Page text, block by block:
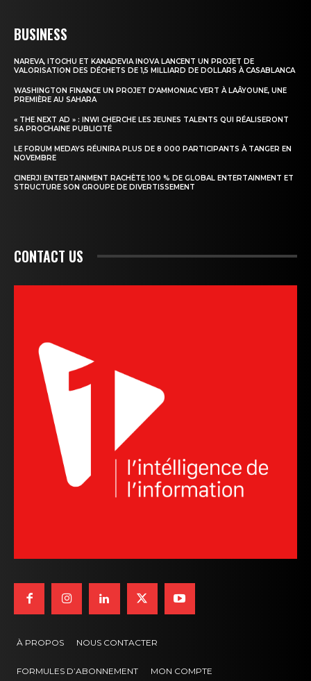
BUSINESS
NAREVA, ITOCHU ET KANADEVIA INOVA LANCENT UN PROJET DE
VALORISATION DES DÉCHETS DE 1,5 MILLIARD DE DOLLARS À CASABLANCA
WASHINGTON FINANCE UN PROJET D’AMMONIAC VERT À LAÂYOUNE, UNE
PREMIÈRE AU SAHARA
« THE NEXT AD » : INWI CHERCHE LES JEUNES TALENTS QUI RÉALISERONT
SA PROCHAINE PUBLICITÉ
LE FORUM MEDAYS RÉUNIRA PLUS DE 8 000 PARTICIPANTS À TANGER EN
NOVEMBRE
CINERJI ENTERTAINMENT RACHÈTE 100 % DE GLOBAL ENTERTAINMENT ET
STRUCTURE SON GROUPE DE DIVERTISSEMENT
CONTACT US
À PROPOS NOUS CONTACTER
FORMULES D’ABONNEMENT MON COMPTE